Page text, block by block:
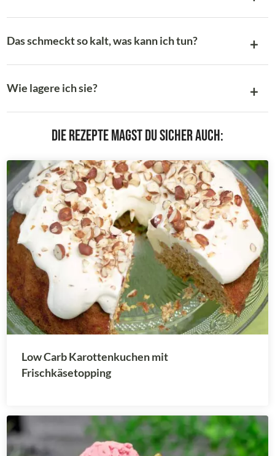
Das schmeckt so kalt, was kann ich tun?
Wie lagere ich sie?
Die Rezepte magst du sicher auch:
Low Carb Karottenkuchen mit
Frischkäsetopping